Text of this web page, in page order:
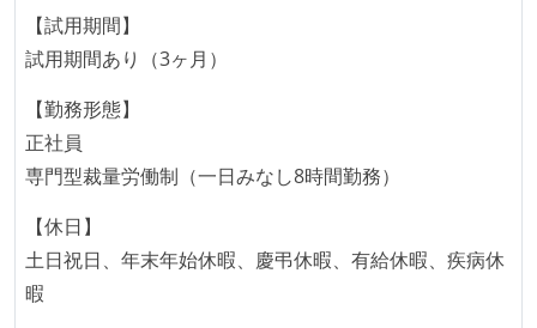
アジャイル実践状況
1ヶ月以下の短い期間でのイテレーション開発を実践
している
デイリーでスタンドアップミーティング、またはそれ
に準じるチーム内の打ち合わせを行っている
かえりミーティングを行っている
継続的なデプロイ（デリバリー）を行っている
【試用期間】
試用期間あり（3ヶ月）
【勤務形態】
正社員
専門型裁量労働制（一日みなし8時間勤務）
【休日】
土日祝日、年末年始休暇、慶弔休暇、有給休暇、疾病休
暇